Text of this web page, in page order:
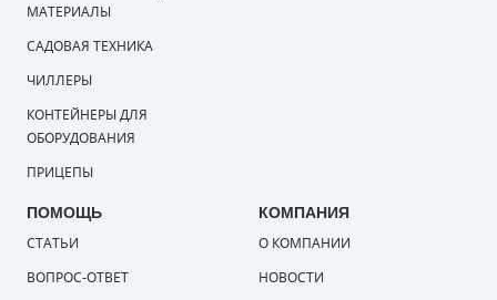
МАТЕРИАЛЫ
САДОВАЯ ТЕХНИКА
ЧИЛЛЕРЫ
КОНТЕЙНЕРЫ ДЛЯ
ОБОРУДОВАНИЯ
ПРИЦЕПЫ
ПОМОЩЬ
СТАТЬИ
ВОПРОС-ОТВЕТ
КОМПАНИЯ
О КОМПАНИИ
НОВОСТИ